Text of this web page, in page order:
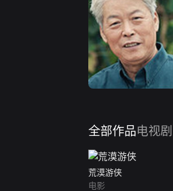
全部作品电视剧
荒漠游侠
电影